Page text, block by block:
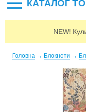
КАТАЛОГ
NEW!
Головна → Блокноти →